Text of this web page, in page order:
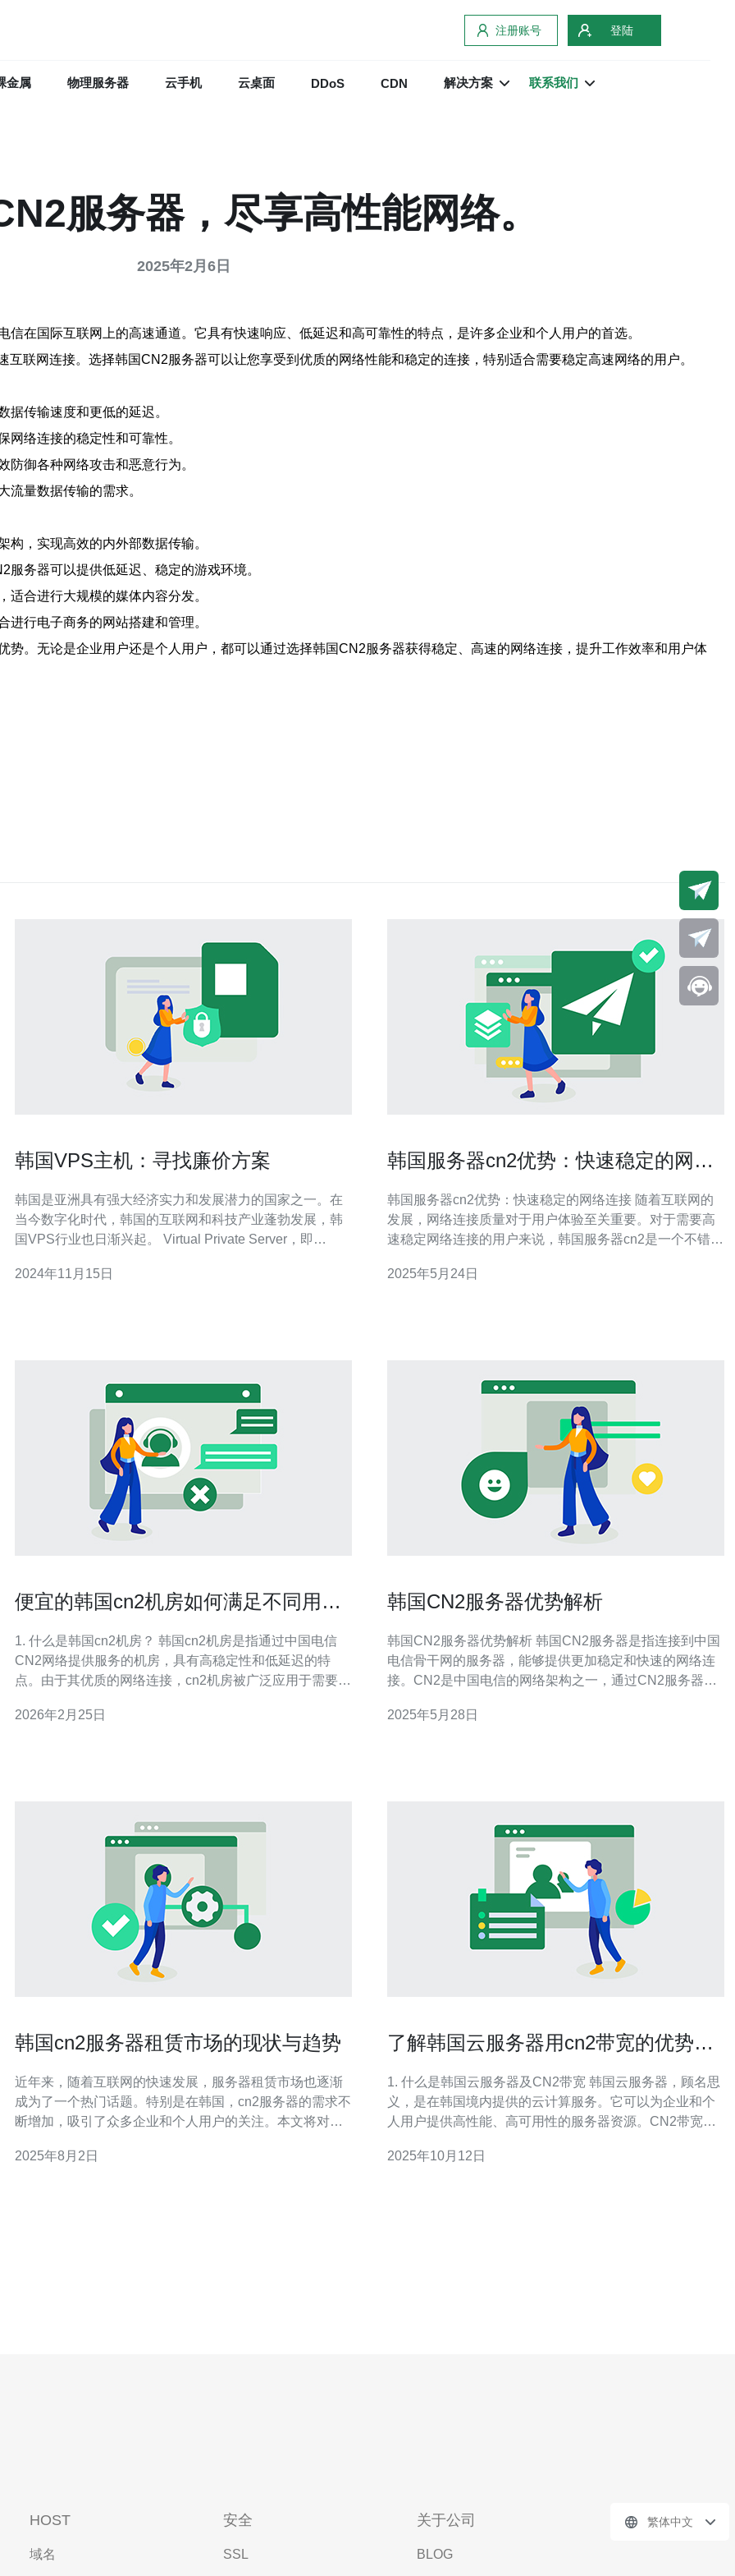
注册账号 登陆
金属 物理服务器 云手机 云桌面 DDoS CDN 解决方案 联系我们
服务器，尽享高性能网络。
2025年2月6日
在国际互联网上的高速通道。它具有快速响应、低延迟和高可靠性的特点，是许多企业和个人用户的首选。
联网连接。选择韩国CN2服务器可以让您享受到优质的网络性能和稳定的连接，特别适合需要稳定高速网络的用户。
传输速度和更低的延迟。
络连接的稳定性和可靠性。
御各种网络攻击和恶意行为。
流量数据传输的需求。
，实现高效的内外部数据传输。
务器可以提供低延迟、稳定的游戏环境。
合进行大规模的媒体内容分发。
行电子商务的网站搭建和管理。
。无论是企业用户还是个人用户，都可以通过选择韩国CN2服务器获得稳定、高速的网络连接，提升工作效率和用户体
韩国VPS主机：寻找廉价方案
韩国是亚洲具有强大经济实力和发展潜力的国家之一。在
当今数字化时代，韩国的互联网和科技产业蓬勃发展，韩
国VPS行业也日渐兴起。 Virtual Private Server，即
性能，更大的带宽和更高的安全性，而不需要租用整个物
2024年11月15日
韩国服务器cn2优势：快速稳定的网络
韩国服务器cn2优势：快速稳定的网络连接 随着互联网的
发展，网络连接质量对于用户体验至关重要。对于需要高
速稳定网络连接的用户来说，韩国服务器cn2是一个不错的
用户提供优质的网络服务。 韩国服务器cn2拥有许多优
2025年5月24日
便宜的韩国cn2机房如何满足不同用户
1. 什么是韩国cn2机房？ 韩国cn2机房是指通过中国电信
CN2网络提供服务的机房，具有高稳定性和低延迟的特
点。由于其优质的网络连接，cn2机房被广泛应用于需要高
络节点，其cn2机房能够有效地支持国际业务和在线服务的
2026年2月25日
韩国CN2服务器优势解析
韩国CN2服务器优势解析 韩国CN2服务器是指连接到中国
电信骨干网的服务器，能够提供更加稳定和快速的网络连
接。CN2是中国电信的网络架构之一，通过CN2服务器可
比普通服务器具有以下优势： 1. 稳定的网络连接 韩国CN2
2025年5月28日
韩国cn2服务器租赁市场的现状与趋势
近年来，随着互联网的快速发展，服务器租赁市场也逐渐
成为了一个热门话题。特别是在韩国，cn2服务器的需求不
断增加，吸引了众多企业和个人用户的关注。本文将对韩
供一些实用的建议。 首先，了解cn2服务器的基本概念是
2025年8月2日
了解韩国云服务器用cn2带宽的优势与
1. 什么是韩国云服务器及CN2带宽 韩国云服务器，顾名思
义，是在韩国境内提供的云计算服务。它可以为企业和个
人用户提供高性能、高可用性的服务器资源。CN2带宽是
的访问速度和稳定性。选择使用韩国云服务器配合CN2带
2025年10月12日
HOST
域名
安全
SSL
关于公司
BLOG
繁体中文